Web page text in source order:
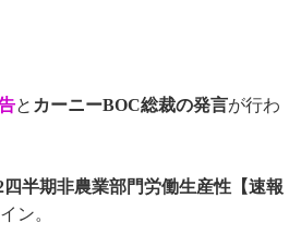
と カーニーBOC総裁の発言が行わ
四半期非農業部門労働生産性【速報
ン。